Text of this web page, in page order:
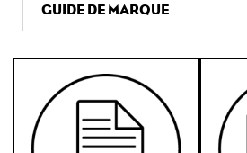
GUIDE DE MARQUE